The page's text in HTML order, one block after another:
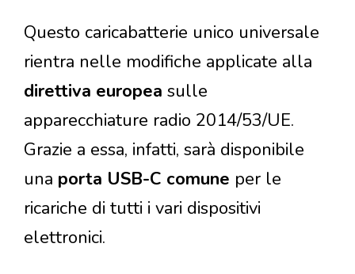
Questo caricabatterie unico universale
rientra nelle modifiche applicate alla
direttiva europea sulle
apparecchiature radio 2014/53/UE.
Grazie a essa, infatti, sarà disponibile
una porta USB-C comune per le
ricariche di tutti i vari dispositivi
elettronici.